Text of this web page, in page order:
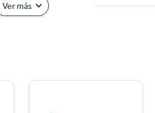
Ver más